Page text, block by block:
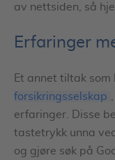
av nettsiden, så
Erfaringer
Et annet tiltak
forsikringsselskap
erfaringer. Disse
tastetrykk unna
og gjøre søk på